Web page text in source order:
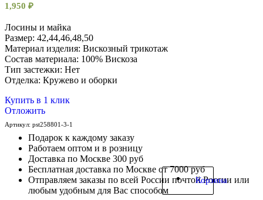
Корзина
1,950 ₽
Лосины и майка
Размер: 42,44,46,48,50
Материал изделия: Вискозный трикотаж
Состав материала: 100% Вискоза
Тип застежки: Нет
Отделка: Кружево и оборки
Купить в 1 клик
Отложить
Артикул: pst258801-3-1
Подарок к каждому заказу
Работаем оптом и в розницу
Доставка по Москве 300 руб
Бесплатная доставка по Москве от 7000 руб
Отправляем заказы по всей России почтой России или
любым удобным для Вас способом